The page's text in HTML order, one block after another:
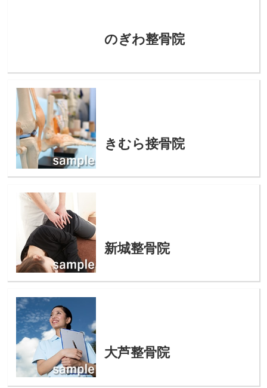
のぎわ整骨院
きむら接骨院
新城整骨院
大芦整骨院